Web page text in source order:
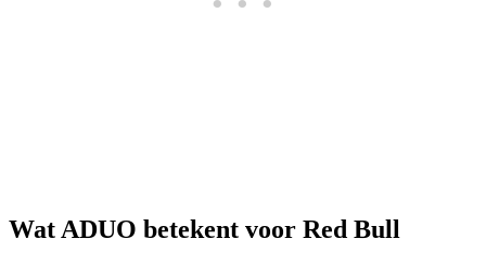
Wat ADUO betekent voor Red Bull